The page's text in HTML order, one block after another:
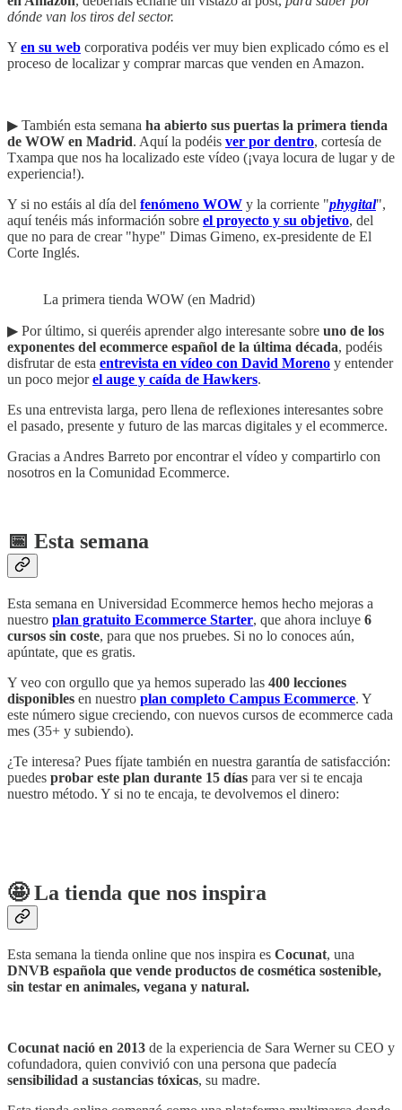
dónde van los tiros del sector.
Y en su web corporativa podéis ver muy bien explicado cómo es el
proceso de localizar y comprar marcas que venden en Amazon.
▶︎ También esta semana ha abierto sus puertas la primera tienda
de WOW en Madrid. Aquí la podéis ver por dentro, cortesía de
Txampa que nos ha localizado este vídeo (¡vaya locura de lugar y de
experiencia!).
Y si no estáis al día del fenómeno WOW y la corriente "phygital",
aquí tenéis más información sobre el proyecto y su objetivo, del
que no para de crear "hype" Dimas Gimeno, ex-presidente de El
Corte Inglés.
La primera tienda WOW (en Madrid)
▶︎ Por último, si queréis aprender algo interesante sobre uno de los
exponentes del ecommerce español de la última década, podéis
disfrutar de esta entrevista en vídeo con David Moreno y entender
un poco mejorel auge y caída de Hawkers.
Es una entrevista larga, pero llena de reflexiones interesantes sobre
el pasado, presente y futuro de las marcas digitales y el ecommerce.
Gracias a Andres Barreto por encontrar el vídeo y compartirlo con
nosotros en la Comunidad Ecommerce.
📅 Esta semana
Esta semana en Universidad Ecommerce hemos hecho mejoras a
nuestro plan gratuito Ecommerce Starter, que ahora incluye 6
cursos sin coste, para que nos pruebes. Si no lo conoces aún,
apúntate, que es gratis.
Y veo con orgullo que ya hemos superado las 400 lecciones
disponibles en nuestro plan completo Campus Ecommerce. Y
este número sigue creciendo, con nuevos cursos de ecommerce cada
mes (35+ y subiendo).
¿Te interesa? Pues fíjate también en nuestra garantía de satisfacción:
puedes probar este plan durante 15 días para ver si te encaja
nuestro método. Y si no te encaja, te devolvemos el dinero:
🤩 La tienda que nos inspira
Esta semana la tienda online que nos inspira es Cocunat, una
DNVB española que vende productos de cosmética sostenible,
sin testar en animales, vegana y natural.
Cocunat nació en 2013 de la experiencia de Sara Werner su CEO y
cofundadora, quien convivió con una persona que padecía
sensibilidad a sustancias tóxicas, su madre.